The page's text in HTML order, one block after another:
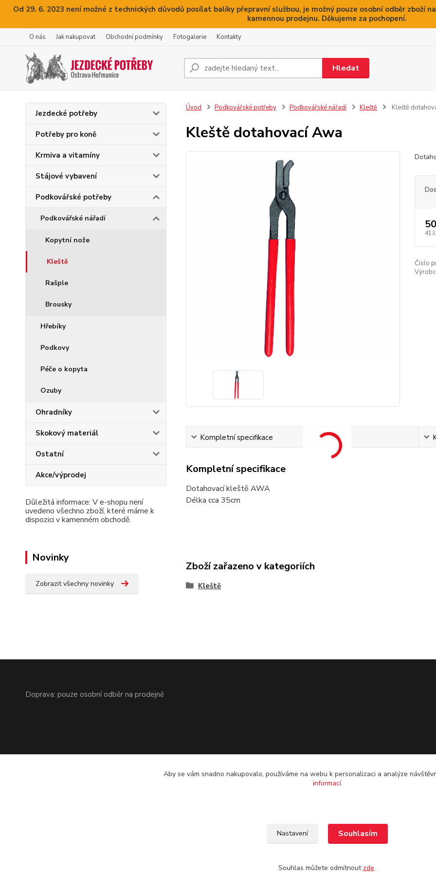
Od 29. 6. 2023 není možné z technických důvodů posílat balíky přepravní službou, je možný pouze osobní odběr zboží
kamennou prodejnu. Děkujeme za pochopení.
O nás Jak nakupovat Obchodní podmínky Fotogalerie Kontakty
Hledat
Jezdecké potřeby
Potřeby pro koně
Krmiva a vitamíny
Stájové vybavení
Podkovářské potřeby
Podkovářské nářadí
Kopytní nože
Kleště
Rašple
Brousky
Hřebíky
Podkovy
Péče o kopyta
Ozuby
Ohradníky
Skokový materiál
Ostatní
Akce/výprodej
Důležitá informace: V e-shopu není
uvedeno všechno zboží, které máme k
dispozici v kamenném obchodě.
Novinky
Zobrazit všechny novinky
Úvod Podkovářské potřeby Podkovářské nářadí Kleště Kleště
Kleště dotahovací Awa
Číslo
Kompletní specifikace
Kompletní specifikace
Dotahovací kleště AWA
Délka cca 35cm
Zboží zařazeno v kategoriích
Kleště
Doprava: pouze osobní odběr na prodejně
Aby se vám snadno nakupovalo, používáme na webu k personalizaci a analýze
informací
Nastavení Souhlasím
Souhlas můžete odmítnout zde.